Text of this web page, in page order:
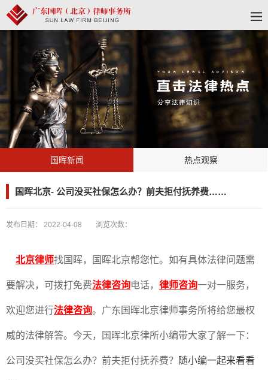
国晖新闻 热点观察
国晖北京- 公司没买社保怎么办？前夫拒付抚养费……
发布日期： 2022-04-08 浏览次数：
北京律师找国晖，国晖北京帮您忙。如有具体法律问题需
要解决，可拨打免费法律咨询电话， 律师咨询一对一服务，
欢迎您进行法律咨询。广东国晖北京律师事务所将给您最权
威的法律解答。今天，国晖北京律所小编带大家了解一下：
公司没买社保怎么办？前夫拒付抚养费？ 随小编一起来看看